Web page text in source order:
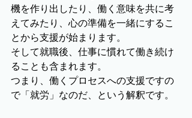
機を作り出したり、働く意味を共に考
えてみたり、心の準備を一緒にするこ
とから支援が始まります。
そして就職後、仕事に慣れて働き続け
ることも含まれます。
つまり、働くプロセスへの支援ですの
で「就労」なのだ、という解釈です。